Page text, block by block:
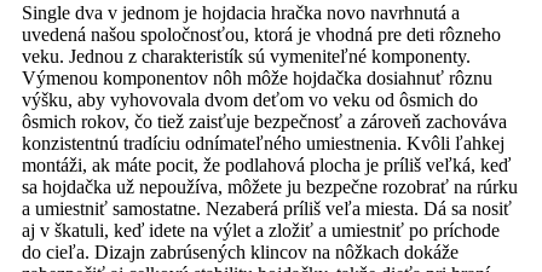
Single dva v jednom je hojdacia hračka novo navrhnutá a
uvedená našou spoločnosťou, ktorá je vhodná pre deti rôzneho
veku. Jednou z charakteristík sú vymeniteľné komponenty.
Výmenou komponentov nôh môže hojdačka dosiahnuť rôznu
výšku, aby vyhovovala dvom deťom vo veku od ôsmich do
ôsmich rokov, čo tiež zaisťuje bezpečnosť a zároveň zachováva
konzistentnú tradíciu odnímateľného umiestnenia. Kvôli ľahkej
montáži, ak máte pocit, že podlahová plocha je príliš veľká, keď
sa hojdačka už nepoužíva, môžete ju bezpečne rozobrať na rúrku
a umiestniť samostatne. Nezaberá príliš veľa miesta. Dá sa nosiť
aj v škatuli, keď idete na výlet a zložiť a umiestniť po príchode
do cieľa. Dizajn zabrúsených klincov na nôžkach dokáže